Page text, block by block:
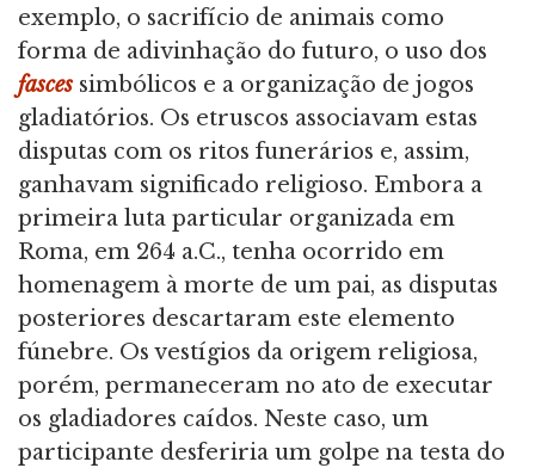
exemplo, o sacrifício de animais como
forma de adivinhação do futuro, o uso dos
fasces simbólicos e a organização de jogos
gladiatórios. Os etruscos associavam estas
disputas com os ritos funerários e, assim,
ganhavam significado religioso. Embora a
primeira luta particular organizada em
Roma, em 264 a.C., tenha ocorrido em
homenagem à morte de um pai, as disputas
posteriores descartaram este elemento
fúnebre. Os vestígios da origem religiosa,
porém, permaneceram no ato de executar
os gladiadores caídos. Neste caso, um
participante desferiria um golpe na testa do